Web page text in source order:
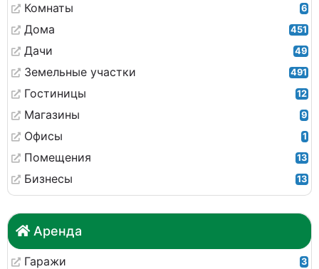
Комнаты 6
Дома 451
Дачи 49
Земельные участки 491
Гостиницы 12
Магазины 9
Офисы 1
Помещения 13
Бизнесы 13
Аренда
Гаражи 3